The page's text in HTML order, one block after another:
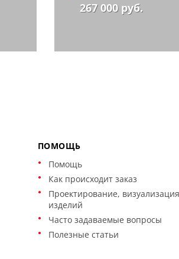
267 000 руб.
ПОМОЩЬ
Помощь
Как происходит заказ
Проектирование, визуализация
изделий
Часто задаваемые вопросы
Полезные статьи